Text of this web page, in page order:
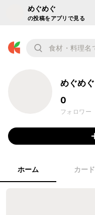
めぐめぐ
の投稿をアプリで見る
めぐめぐ
0
フォロワー
ホーム カード